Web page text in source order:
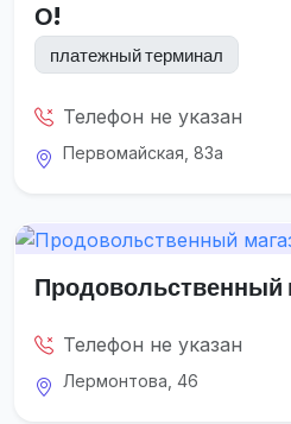
О!
платежный терминал
Телефон не указан
Первомайская, 83а
Продовольственный
Телефон не указан
Лермонтова, 46